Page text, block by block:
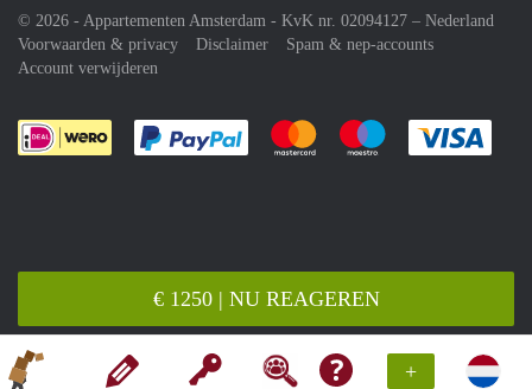
+
€ 1250 | NU REAGEREN
© 2026 - Appartementen Amsterdam - KvK nr. 02094127 – Nederland
Voorwaarden & privacy
Disclaimer
Spam & nep-accounts
Account verwijderen
Je rekent gemakkelijk af met Paypal
Je rekent gemakkelijk af met
Je rekent